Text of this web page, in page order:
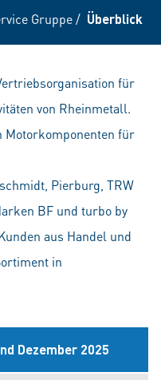
Gruppe/ Überblick
für
von Rheinmetall.
Motorkomponenten für
Pierburg, TRW
BF und turbo by
aus Handel und
in
Dezember 2025